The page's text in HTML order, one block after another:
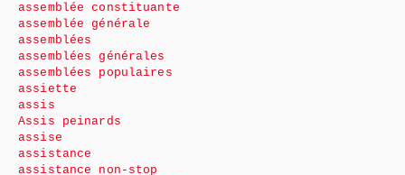
assemblée constituante
assemblée générale
assemblées
assemblées générales
assemblées populaires
assiette
assis
Assis peinards
assise
assistance
assistance non-stop